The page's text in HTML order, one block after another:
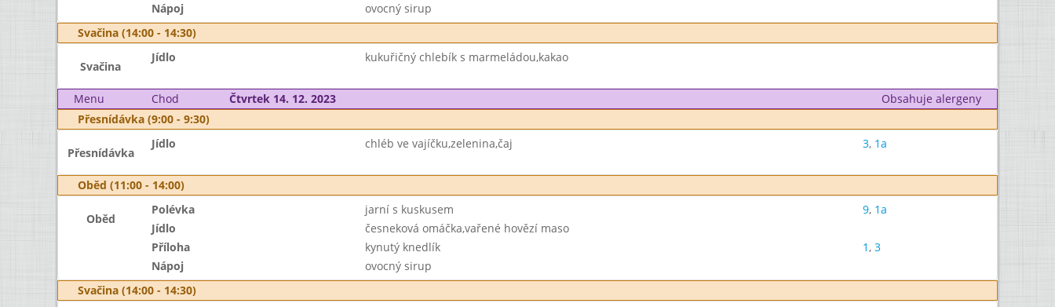
Nápoj
ovocný sirup
Svačina (14:00 - 14:30)
Svačina
Jídlo kukuřičný chlebík s marmeládou,kakao
Menu Chod Čtvrtek 14. 12. 2023
Obsahuje alergeny
Přesnídávka (9:00 - 9:30)
Přesnídávka
Jídlo chléb ve vajíčku,zelenina,čaj 3, 1a
Oběd (11:00 - 14:00)
Oběd
Polévka jarní s kuskusem 9, 1a
Jídlo
česneková omáčka,vařené hovězí maso
Příloha
kynutý knedlík 1, 3
Nápoj
ovocný sirup
Svačina (14:00 - 14:30)